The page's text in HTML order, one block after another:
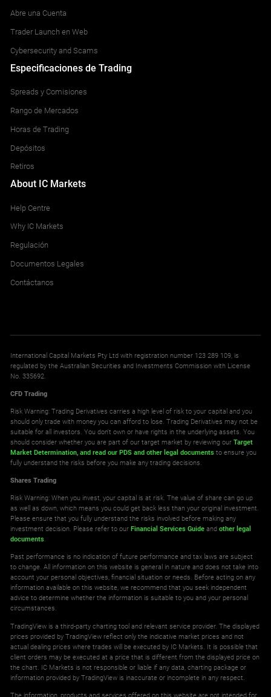
Abre una Cuenta
Trader Launch en Web
Cybersecurity and Scams
Especificaciones de Trading
Spreads y Comisiones
Rango de Mercados
Horas de Trading
Depósitos
Retiros
About IC Markets
Help Centre
Why IC Markets
Regulación
Documentos Legales
Contáctanos
International Capital Markets Pty Ltd with registration number 123 289 109, is
regulated by the Australian Securities and Investments Commission with License
No. 335692.
CFD Trading
Risk Warning: Trading Derivatives carries a high level of risk to your capital and you
should only trade with money you can afford to lose. Trading Derivatives may not be
suitable for all investors. You don't own or have rights in the underlying assets. You
should consider whether you are part of our target market by reviewing ourTarget
Market Determination, and read our PDS and other legal documents to ensure you
fully understand the risks before you make any trading decisions.
Shares Trading
Risk Warning: When you invest, your capital is at risk. The value of share can go up
as well as down, which means you could get back less than your original investment.
Please ensure that you fully understand the risks involved before making any
investment decision. Please refer to ourFinancial Services Guide andother legal
documents.
Past performance is no indication of future performance and tax laws are subject
to change. All information on this website is general in nature and does not take into
account your personal objectives, financial situation or needs. Before acting on any
information available on this website, we recommend that you seek independent
advice to determine whether the information is suitable to you and your personal
circumstances.
TradingView is a third-party charting tool and relevant service provider. The displayed
prices provided by TradingView reflect only the indicative market prices and not
actual dealing prices where trades will be executed by IC Markets. It is possible that
client orders may be executed at a price that is different from the displayed price on
the chart. IC Markets is not responsible or liable if any data, charting package or
information provided by TradingView is inaccurate or incomplete in any respect.
The information, products and services offered on this website are not intended for